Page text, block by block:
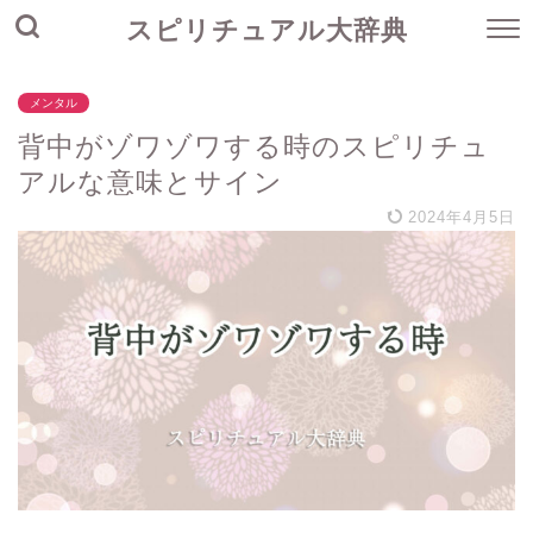
スピリチュアル大辞典
メンタル
背中がゾワゾワする時のスピリチュ
アルな意味とサイン
2024年4月5日